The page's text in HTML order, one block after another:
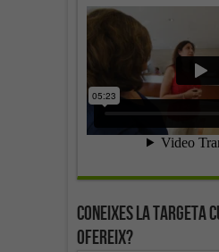
Coneixes la targeta
ofereix?